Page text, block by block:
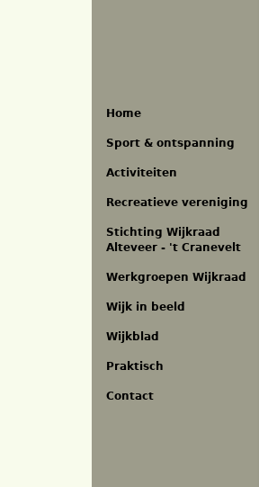
Home
Sport & ontspanning
Activiteiten
Recreatieve vereniging
Stichting Wijkraad
Alteveer - 't Cranevelt
Werkgroepen Wijkraad
Wijk in beeld
Wijkblad
Praktisch
Contact